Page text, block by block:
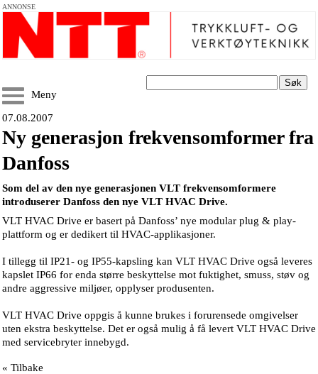
ANNONSE
Søk
Meny
07.08.2007
Ny generasjon frekvensomformer fra
Danfoss
Som del av den nye generasjonen VLT frekvensomformere
introduserer Danfoss den nye VLT HVAC Drive.
VLT HVAC Drive er basert på Danfoss’ nye modular plug & play-
plattform og er dedikert til HVAC-applikasjoner.
I tillegg til IP21- og IP55-kapsling kan VLT HVAC Drive også leveres
kapslet IP66 for enda større beskyttelse mot fuktighet, smuss, støv og
andre aggressive miljøer, opplyser produsenten.
VLT HVAC Drive oppgis å kunne brukes i forurensede omgivelser
uten ekstra beskyttelse. Det er også mulig å få levert VLT HVAC Drive
med servicebryter innebygd.
« Tilbake